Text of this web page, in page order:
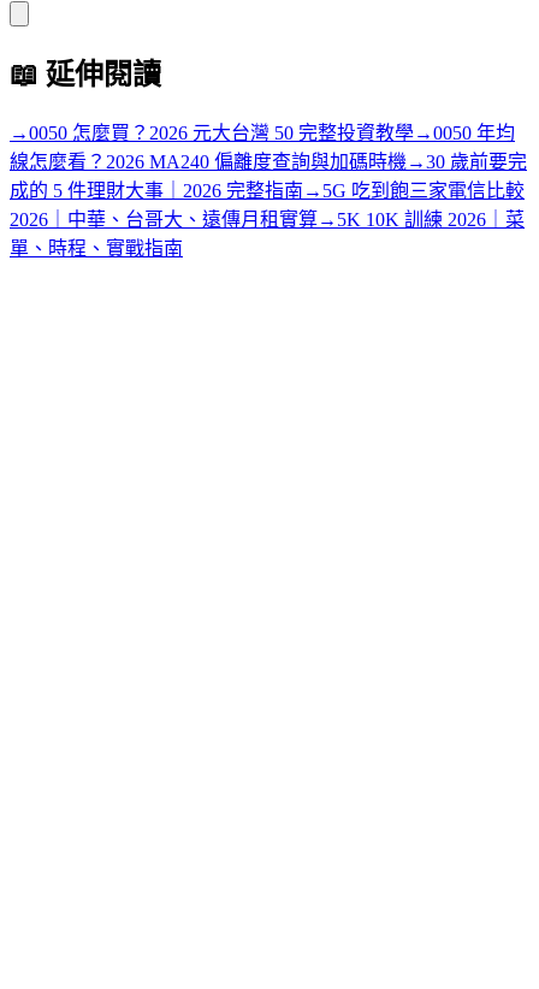
📖 延伸閱讀
→0050 怎麼買？2026 元大台灣 50 完整投資教學→0050 年均
線怎麼看？2026 MA240 偏離度查詢與加碼時機 →30 歲前要完
成的 5 件理財大事｜2026 完整指南 → 5G 吃到飽三家電信比較
2026｜中華、台哥大、遠傳月租實算→ 5K 10K 訓練 2026｜菜
單、時程、實戰指南